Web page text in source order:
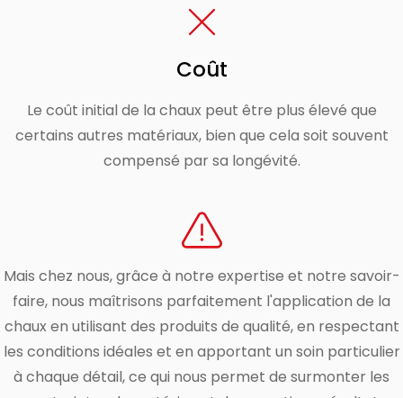
Coût
Le coût initial de la chaux peut être plus élevé que
certains autres matériaux, bien que cela soit souvent
compensé par sa longévité.
Mais chez nous, grâce à notre expertise et notre savoir-
faire, nous maîtrisons parfaitement l'application de la
chaux en utilisant des produits de qualité, en respectant
les conditions idéales et en apportant un soin particulier
à chaque détail, ce qui nous permet de surmonter les